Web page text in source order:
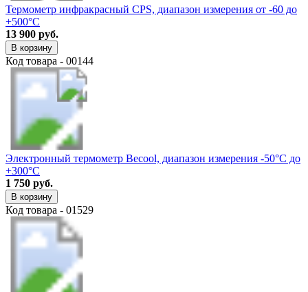
Термометр инфракрасный CPS, диапазон измерения от -60 до
+500°C
13 900 руб.
В корзину
Код товара - 00144
Электронный термометр Becool, диапазон измерения -50°C до
+300°C
1 750 руб.
В корзину
Код товара - 01529